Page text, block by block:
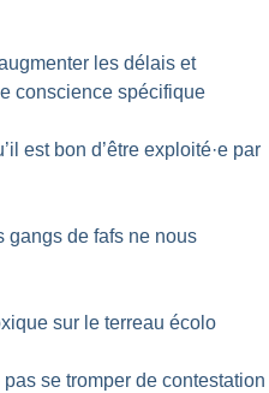
les délais et
conscience spécifique
est bon d’être exploité·e par
gangs de fafs ne nous
sur le terreau écolo
se tromper de contestation